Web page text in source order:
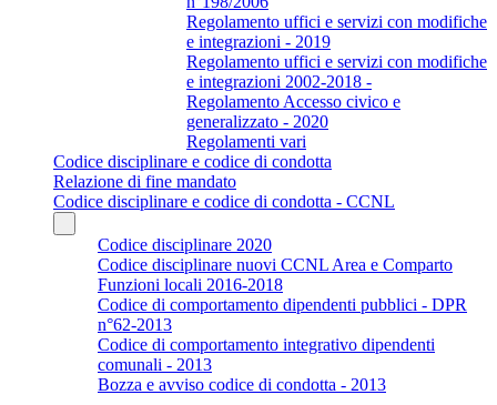
Regolamento uffici e servizi con modifiche
e integrazioni - 2019
Regolamento uffici e servizi con modifiche
e integrazioni 2002-2018 -
Regolamento Accesso civico e
generalizzato - 2020
Regolamenti vari
Codice disciplinare e codice di condotta
Relazione di fine mandato
Codice disciplinare e codice di condotta - CCNL
Codice disciplinare 2020
Codice disciplinare nuovi CCNL Area e Comparto
Funzioni locali 2016-2018
Codice di comportamento dipendenti pubblici - DPR
n°62-2013
Codice di comportamento integrativo dipendenti
comunali - 2013
Bozza e avviso codice di condotta - 2013